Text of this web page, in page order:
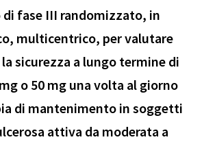
fase III randomizzato, in
multicentrico, per valutare
la sicurezza a lungo termine di
o 50 mg una volta al giorno
di mantenimento in soggetti
attiva da moderata a